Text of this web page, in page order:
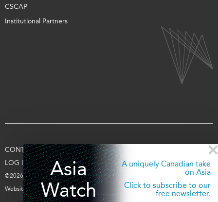
Asia
Watch
A uniquely Canadian take
on Asia
Click to subscribe to our
free newsletter.
CSCAP
Institutional Partners
CONTACT US TERMS OF USE PRIVACY
LOG IN
©2026 Asia Pacific Foundation of Canada
Website byentra.ca